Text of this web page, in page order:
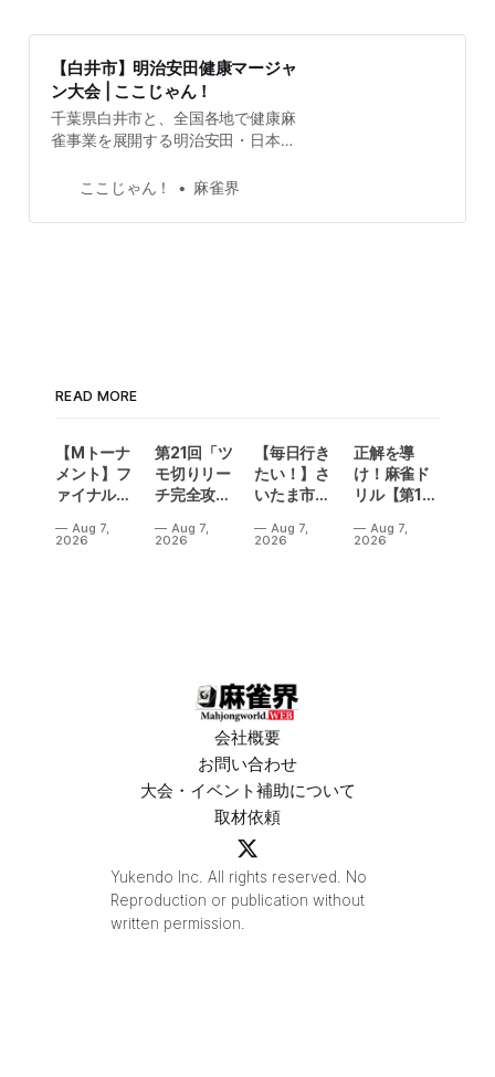
【白井市】明治安田健康マージャ
ン大会 | ここじゃん！
千葉県白井市と、全国各地で健康麻
雀事業を展開する明治安田・日本健
会の開催が決定！ 詳細は以下のとお
明治安田健康マージャン大会in白井
ここじゃん！ 麻雀界
READ MORE
【Mトーナ
メント】フ
ァイナル／2
ニバル！東
Aug 7,
2026
第21回「ツ
モ切りリー
チ完全攻
Aug 7,
2026
【毎日行き
たい！】さ
いたま市に
誕生！？
Aug 7,
2026
正解を導
け！麻雀ド
リル【第14
Aug 7,
2026
会社概要
お問い合わせ
大会・イベント補助について
取材依頼
Yukendo Inc. All rights reserved. No
Reproduction or publication without
written permission.